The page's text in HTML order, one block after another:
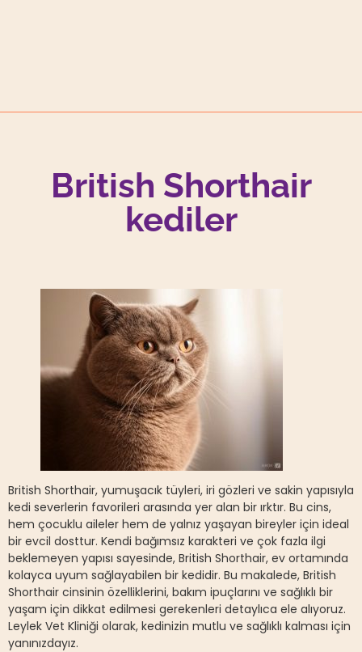
British Shorthair
kediler
British Shorthair, yumuşacık tüyleri, iri gözleri ve sakin yapısıyla
kedi severlerin favorileri arasında yer alan bir ırktır. Bu cins,
hem çocuklu aileler hem de yalnız yaşayan bireyler için ideal
bir evcil dosttur. Kendi bağımsız karakteri ve çok fazla ilgi
beklemeyen yapısı sayesinde, British Shorthair, ev ortamında
kolayca uyum sağlayabilen bir kedidir. Bu makalede, British
Shorthair cinsinin özelliklerini, bakım ipuçlarını ve sağlıklı bir
yaşam için dikkat edilmesi gerekenleri detaylıca ele alıyoruz.
Leylek Vet Kliniği olarak, kedinizin mutlu ve sağlıklı kalması için
yanınızdayız.